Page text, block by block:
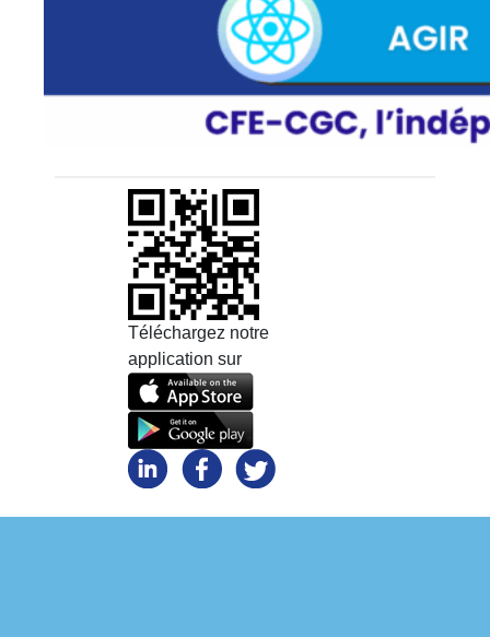
Téléchargez notre
application sur